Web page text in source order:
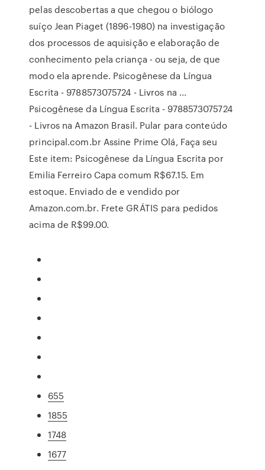
pelas descobertas a que chegou o biólogo
suíço Jean Piaget (1896-1980) na investigação
dos processos de aquisição e elaboração de
conhecimento pela criança - ou seja, de que
modo ela aprende. Psicogênese da Língua
Escrita - 9788573075724 - Livros na ...
Psicogênese da Língua Escrita - 9788573075724
- Livros na Amazon Brasil. Pular para conteúdo
principal.com.br Assine Prime Olá, Faça seu
Este item: Psicogênese da Língua Escrita por
Emilia Ferreiro Capa comum R$67.15. Em
estoque. Enviado de e vendido por
Amazon.com.br. Frete GRÁTIS para pedidos
acima de R$99.00.
655
1855
1748
1677